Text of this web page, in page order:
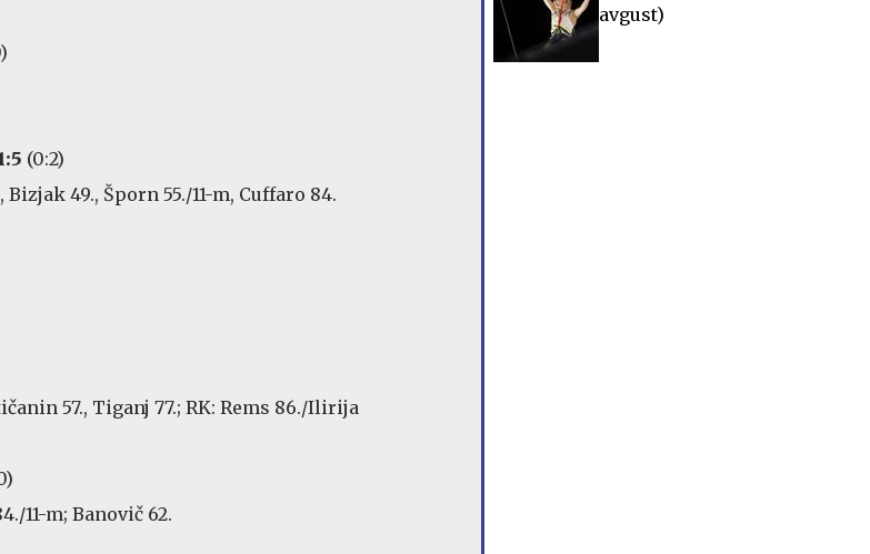
(0:2)
49., Šporn 55./11-m, Cuffaro 84.
57., Tiganj 77.; RK: Rems 86./Ilirija
11-m; Banovič 62.
avgust)